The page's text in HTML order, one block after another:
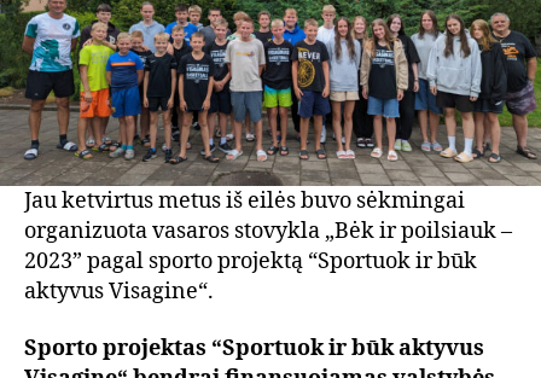
Jau ketvirtus metus iš eilės buvo sėkmingai
organizuota vasaros stovykla „Bėk ir poilsiauk –
2023” pagal sporto projektą “Sportuok ir būk
aktyvus Visagine“.
Sporto projektas “Sportuok ir būk aktyvus